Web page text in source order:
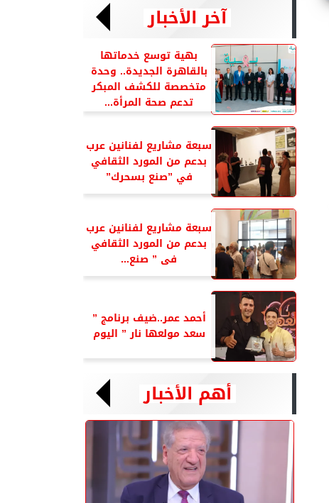
آخر الأخبار
بهية توسع خدماتها
بالقاهرة الجديدة.. وحدة
متخصصة للكشف المبكر
تدعم صحة المرأة...
سبعة مشاريع لفنانين عرب
بدعم من المورد الثقافي
في ”صنع بسحرك”
سبعة مشاريع لفنانين عرب
بدعم من المورد الثقافي
فى ” صنع...
أحمد عمر..ضيف برنامج ”
سعد مولعها نار ” اليوم
أهم الأخبار